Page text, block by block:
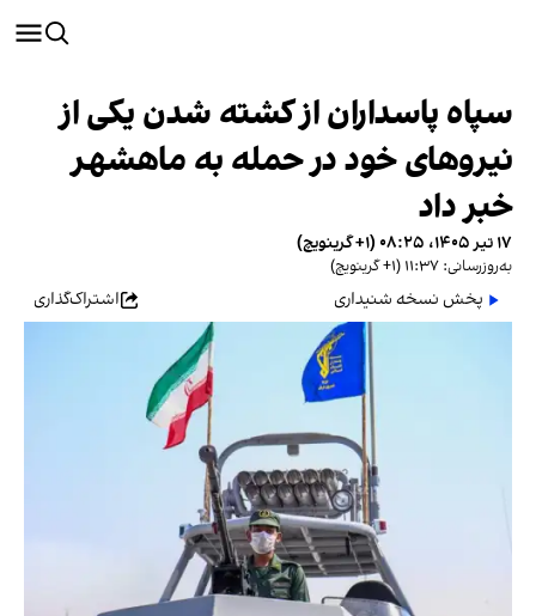
سپاه پاسداران از کشته شدن یکی از
نیروهای خود در حمله به ماهشهر
خبر داد
۱۷ تیر ۱۴۰۵، ۰۸:۲۵ (‎+۱ گرینویچ)
به‌روزرسانی: ۱۱:۳۷ (‎+۱ گرینویچ)
پخش نسخه شنیداری اشتراک‌گذاری